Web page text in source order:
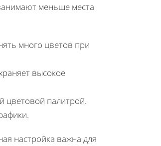
меньше места
много цветов при
высокое
цветовой палитрой.
настройка важна для